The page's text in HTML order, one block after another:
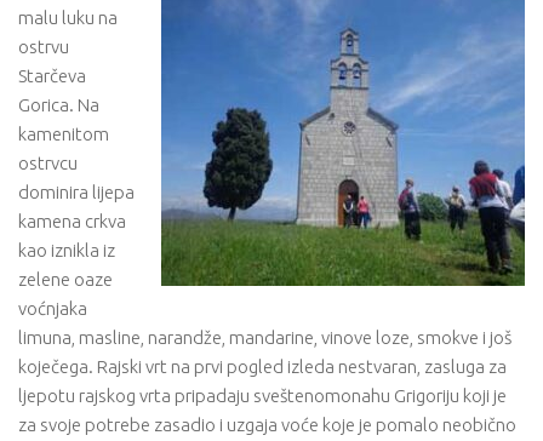
malu luku na
ostrvu
Starčeva
Gorica. Na
kamenitom
ostrvcu
dominira lijepa
kamena crkva
kao iznikla iz
zelene oaze
voćnjaka
limuna, masline, narandže, mandarine, vinove loze, smokve i još
koječega. Rajski vrt na prvi pogled izleda nestvaran, zasluga za
ljepotu rajskog vrta pripadaju sveštenomonahu Grigoriju koji je
za svoje potrebe zasadio i uzgaja voće koje je pomalo neobično